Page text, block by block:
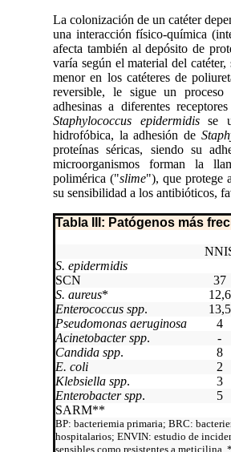
La colonización de un catéter
una interacción físico-química
afecta también al depósito de
varía según el material del
menor en los catéteres de
reversible, le sigue un proceso
adhesinas a diferentes
Staphylococcus epidermidisse
hidrofóbica, la adhesión de
proteínas séricas, siendo su
microorganismos forman la
polimérica ("slime"), que protege
su sensibilidad a los antibióticos,
Tabla III: Patógenos más
S. epidermidis
SCN
37
S. aureus* 12,6
Enterococcus spp. 13,5
Pseudomonas aeruginosa
4
Acinetobacter spp. -
Candida spp. 8
E. coli
2
Klebsiella spp. 3
Enterobacter spp. 5
SARM**
BP: bacteriemia primaria; BRC:
hospitalarios; ENVIN: estudio de
sensibles como resistentes a